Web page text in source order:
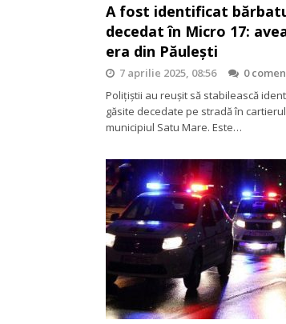
A fost identificat
decedat în Micro 17:
era din Păulești
7 aprilie 2025, 08:56
0
Polițiștii au reușit să stabilească
găsite decedate pe stradă în
municipiul Satu Mare. Este…